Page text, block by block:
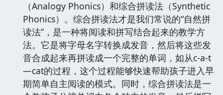
（Analogy Phonics）和综合拼读法（Synthetic
Phonics）。综合拼读法才是我们常说的“自然拼
读法”，是一种将阅读和拼写结合起来的教学方
法。它是将字母名字转换成发音，然后将这些发
音合成起来再拼读成一个完整的单词，如从c-a-t
—cat的过程，这个过程能够快速帮助孩子进入早
期简单自主阅读的模式。同时，综合拼读法是一